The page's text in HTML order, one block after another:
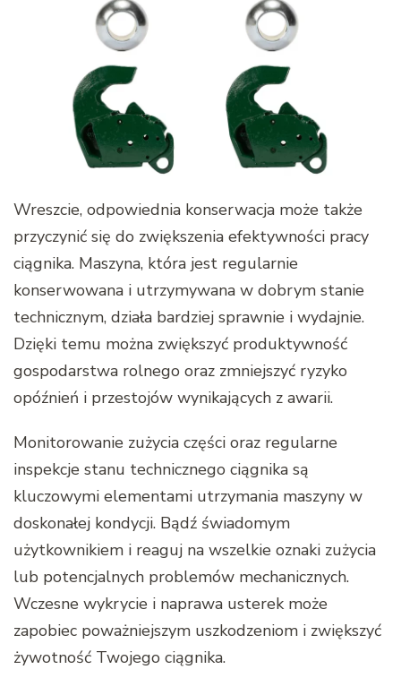
Wreszcie, odpowiednia konserwacja może także
przyczynić się do zwiększenia efektywności pracy
ciągnika. Maszyna, która jest regularnie
konserwowana i utrzymywana w dobrym stanie
technicznym, działa bardziej sprawnie i wydajnie.
Dzięki temu można zwiększyć produktywność
gospodarstwa rolnego oraz zmniejszyć ryzyko
opóźnień i przestojów wynikających z awarii.
Monitorowanie zużycia części oraz regularne
inspekcje stanu technicznego ciągnika są
kluczowymi elementami utrzymania maszyny w
doskonałej kondycji. Bądź świadomym
użytkownikiem i reaguj na wszelkie oznaki zużycia
lub potencjalnych problemów mechanicznych.
Wczesne wykrycie i naprawa usterek może
zapobiec poważniejszym uszkodzeniom i zwiększyć
żywotność Twojego ciągnika.